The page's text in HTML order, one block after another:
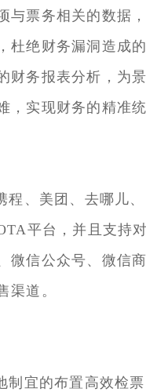
与票务相关的数据
杜绝财务漏洞造成
财务报表分析，为
，实现财务的精准
、美团、去哪儿、
平台，并且支持
微信公众号、微信
渠道。
制宜的布置高效检票